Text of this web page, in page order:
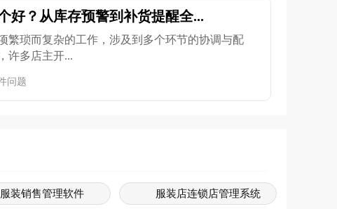
好？从库存预警到补货提醒全...
繁琐而复杂的工作，涉及到多个环节的协调与配
许多店主开...
问题
服装销售管理软件 服装店连锁店管理系统